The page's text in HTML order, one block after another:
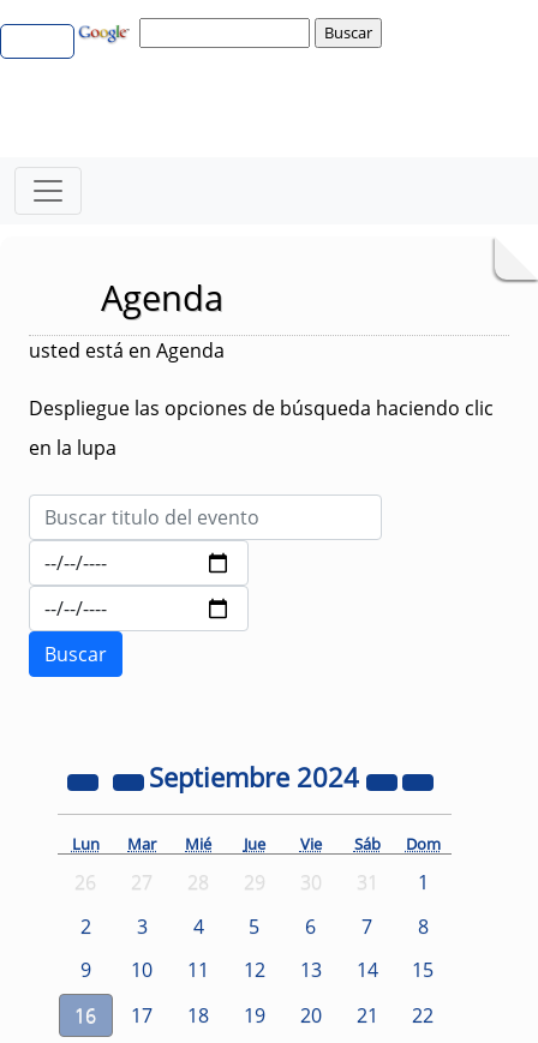
Agenda
usted está en Agenda
Despliegue las opciones de búsqueda haciendo clic
en la lupa
Septiembre 2024
Lun Mar Mié Jue Vie Sáb Dom
26 27 28 29 30 31
1
2
3 4 5 6 7
8
9
10 11 12 13 14
15
16
17 18 19 20 21
22